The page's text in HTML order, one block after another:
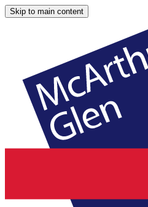
Skip to main content